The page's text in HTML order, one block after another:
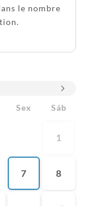
le nombre
Sex Sáb
1
7 8